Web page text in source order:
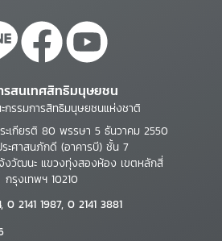
รสนเทศสิทธิมนุษยชน
กรรมการสิทธิมนุษยชนแห่งชาติ
ะเกียรติ 80 พรรษา 5 ธันวาคม 2550
ระศาสนภักดี (อาคารบี) ชั้น 7
งวัฒนะ แขวงทุ่งสองห้อง เขตหลักสี่
กรุงเทพฯ 10210
0 2141 1987, 0 2141 3881